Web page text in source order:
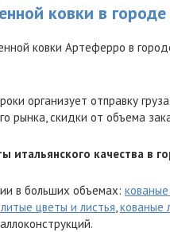
ковки в
ковки Артеферро в
организует отправку
рынка, скидки от объема
итальянского качества в
в больших объемах:
цветы и листья,кованые